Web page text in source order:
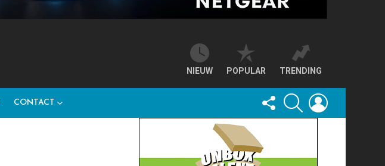
NIEUW POPULAR TRENDING
CONTACT
FOLLOW
US
SEARCH